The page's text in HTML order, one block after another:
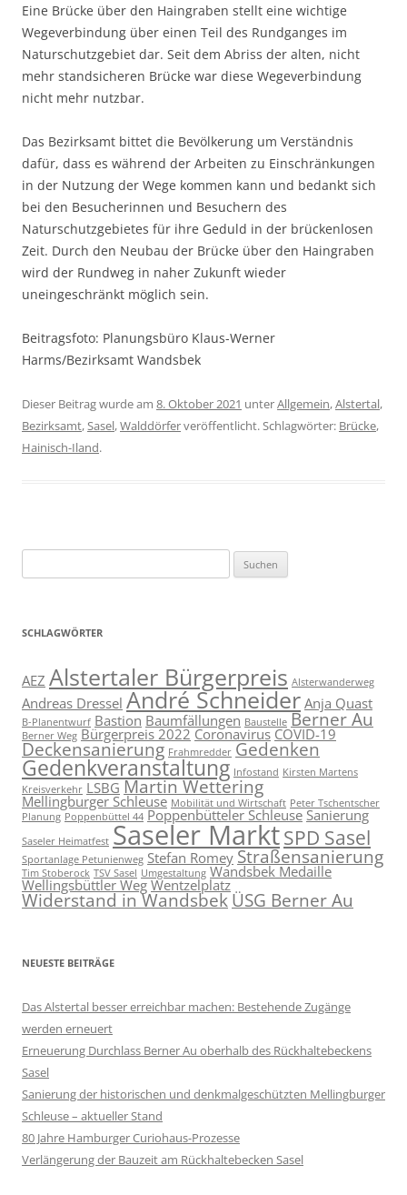
Eine Brücke über den Haingraben stellt eine wichtige
Wegeverbindung über einen Teil des Rundganges im
Naturschutzgebiet dar. Seit dem Abriss der alten, nicht
mehr standsicheren Brücke war diese Wegeverbindung
nicht mehr nutzbar.
Das Bezirksamt bittet die Bevölkerung um Verständnis
dafür, dass es während der Arbeiten zu Einschränkungen
in der Nutzung der Wege kommen kann und bedankt sich
bei den Besucherinnen und Besuchern des
Naturschutzgebietes für ihre Geduld in der brückenlosen
Zeit. Durch den Neubau der Brücke über den Haingraben
wird der Rundweg in naher Zukunft wieder
uneingeschränkt möglich sein.
Beitragsfoto: Planungsbüro Klaus-Werner
Harms/Bezirksamt Wandsbek
Dieser Beitrag wurde am 8. Oktober 2021 unterAllgemein,Alstertal,
Bezirksamt, Sasel,Walddörferveröffentlicht. Schlagwörter: Brücke,
Hainisch-Iland.
nach:
SCHLAGWÖRTER
AEZ Alstertaler Bürgerpreis Alsterwanderweg
Andreas Dressel André SchneiderAnja Quast
B-Planentwurf Bastion Baumfällungen Baustelle Berner Au
Berner Weg Bürgerpreis 2022CoronavirusCOVID-19
Deckensanierung Frahmredder Gedenken
Gedenkveranstaltung Infostand Kirsten Martens
Kreisverkehr LSBG Martin Wettering
Mellingburger Schleuse Mobilität und Wirtschaft Peter Tschentscher
Planung Poppenbüttel 44 Poppenbütteler SchleuseSanierung
Saseler Heimatfest Saseler MarktSPD Sasel
Sportanlage Petunienweg Stefan RomeyStraßensanierung
Tim Stoberock TSV Sasel Umgestaltung Wandsbek Medaille
Wellingsbüttler WegWentzelplatz
Widerstand in Wandsbek ÜSG Berner Au
NEUESTE BEITRÄGE
Das Alstertal besser erreichbar machen: Bestehende Zugänge
werden erneuert
Erneuerung Durchlass Berner Au oberhalb des Rückhalte­beckens
Sasel
Sanierung der historischen und denkmalgeschützten Mellingburger
Schleuse – aktueller Stand
80 Jahre Hamburger Curiohaus-Prozesse
Verlängerung der Bauzeit am Rückhaltebecken Sasel